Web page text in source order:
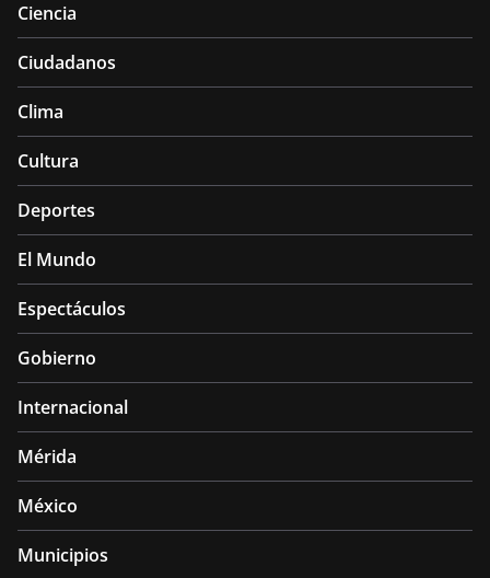
Ciencia
Ciudadanos
Clima
Cultura
Deportes
El Mundo
Espectáculos
Gobierno
Internacional
Mérida
México
Municipios